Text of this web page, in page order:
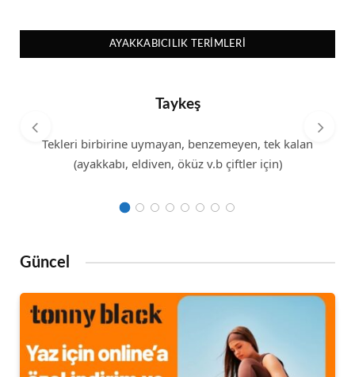
AYAKKABICILIK TERIMLERI
Taykeş
Tekleri birbirine uymayan, benzemeyen, tek kalan
(ayakkabı, eldiven, öküz v.b çiftler için)
Güncel